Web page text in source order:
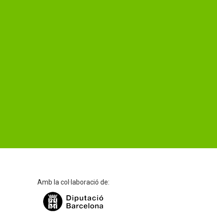
Amb la col·laboració de: